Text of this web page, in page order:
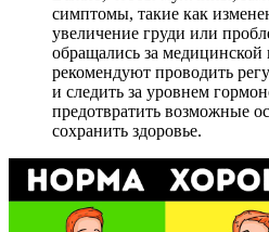
симптомы, такие как
увеличение груди или
обращались за
рекомендуют проводить
и следить за уровнем
предотвратить возможные
сохранить здоровье.